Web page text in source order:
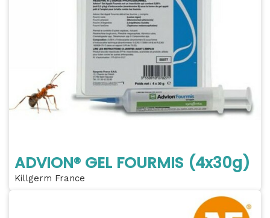
ADVION® GEL FOURMIS (4x30g)
Killgerm France